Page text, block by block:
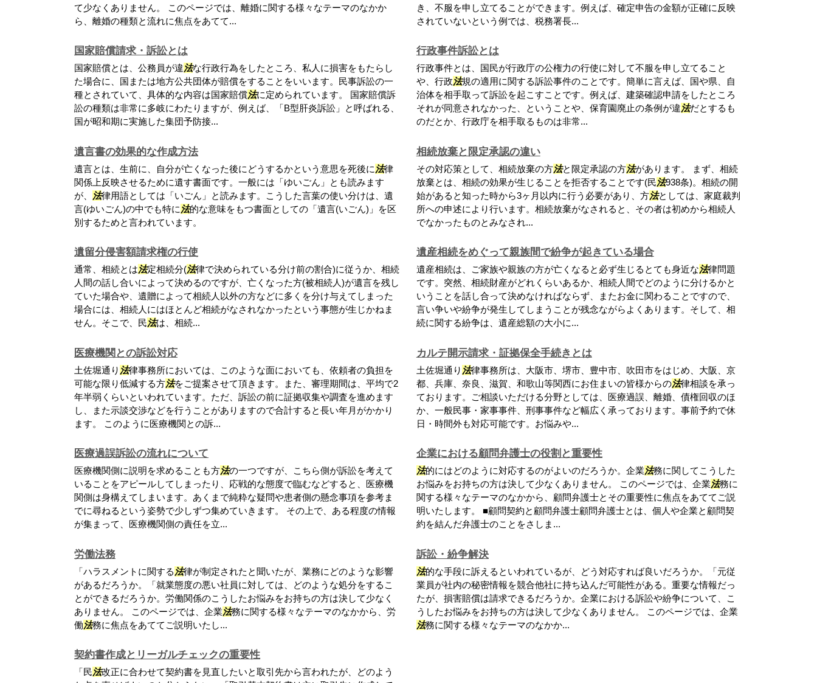
て少なくありません。 このページでは、離婚に関する様々なテーマのなかか
ら、離婚の種類と流れに焦点をあてて...
き、不服を申し立てることができます。例えば、確定申告の金額が正確に反映
されていないという例では、税務署長...
国家賠償請求・訴訟とは
国家賠償とは、公務員が違法な行政行為をしたところ、私人に損害をもたらし
た場合に、国または地方公共団体が賠償をすることをいいます。民事訴訟の一
種とされていて、具体的な内容は国家賠償法に定められています。 国家賠償訴
訟の種類は非常に多岐にわたりますが、例えば、「B型肝炎訴訟」と呼ばれる、
国が昭和期に実施した集団予防接...
行政事件訴訟とは
行政事件とは、国民が行政庁の公権力の行使に対して不服を申し立てること
や、行政法規の適用に関する訴訟事件のことです。簡単に言えば、国や県、自
治体を相手取って訴訟を起こすことです。例えば、建築確認申請をしたところ
それが同意されなかった、ということや、保育園廃止の条例が違法だとするも
のだとか、行政庁を相手取るものは非常...
遺言書の効果的な作成方法
遺言とは、生前に、自分が亡くなった後にどうするかという意思を死後に 法律
関係上反映させるために遺す書面です。一般には「ゆいごん」とも読みます
が、
法律用語としては「いごん」と読みます。こうした言葉の使い分けは、遺
言(ゆいごん)の中でも特に 法的な意味をもつ書面としての「遺言(いごん)」を区
別するためと言われています。
相続放棄と限定承認の違い
その対応策として、相続放棄の方法と限定承認の方法があります。 まず、相続
放棄とは、相続の効果が生じることを拒否することです(民法938条)。相続の開
始があると知った時から3ヶ月以内に行う必要があり、方法としては、家庭裁判
所への申述により行います。相続放棄がなされると、その者は初めから相続人
でなかったものとみなされ...
遺留分侵害額請求権の行使
通常、相続とは法定相続分(法律で決められている分け前の割合)に従うか、相続
人間の話し合いによって決めるのですが、亡くなった方(被相続人)が遺言を残し
ていた場合や、遺贈によって相続人以外の方などに多くを分け与えてしまった
場合には、相続人にはほとんど相続がなされなかったという事態が生じかねま
せん。そこで、民法は、相続...
遺産相続をめぐって親族間で紛争が起きている場合
遺産相続は、ご家族や親族の方が亡くなると必ず生じるとても身近な法律問題
です。突然、相続財産がどれくらいあるか、相続人間でどのように分けるかと
いうことを話し合って決めなければならず、またお金に関わることですので、
言い争いや紛争が発生してしまうことが残念ながらよくあります。そして、相
続に関する紛争は、遺産総額の大小に...
医療機関との訴訟対応
土佐堀通り 法律事務所においては、このような面においても、依頼者の負担を
可能な限り低減する方法をご提案させて頂きます。また、審理期間は、平均で2
年半弱くらいといわれています。ただ、訴訟の前に証拠収集や調査を進めます
し、また示談交渉などを行うことがありますので合計すると長い年月がかかり
ます。 このように医療機関との訴...
カルテ開示請求・証拠保全手続きとは
土佐堀通り 法律事務所は、大阪市、堺市、豊中市、吹田市をはじめ、大阪、京
都、兵庫、奈良、滋賀、和歌山等関西にお住まいの皆様からの法律相談を承っ
ております。ご相談いただける分野としては、医療過誤、離婚、債権回収のほ
か、一般民事・家事事件、刑事事件など幅広く承っております。事前予約で休
日・時間外も対応可能です。お悩みや...
医療過誤訴訟の流れについて
医療機関側に説明を求めることも方法の一つですが、こちら側が訴訟を考えて
いることをアピールしてしまったり、応戦的な態度で臨むなどすると、医療機
関側は身構えてしまいます。あくまで純粋な疑問や患者側の懸念事項を参考ま
でに尋ねるという姿勢で少しずつ集めていきます。 その上で、ある程度の情報
が集まって、医療機関側の責任を立...
企業における顧問弁護士の役割と重要性
法的にはどのように対応するのがよいのだろうか。企業法務に関してこうした
お悩みをお持ちの方は決して少なくありません。 このページでは、企業法務に
関する様々なテーマのなかから、顧問弁護士とその重要性に焦点をあててご説
明いたします。 ■顧問契約と顧問弁護士顧問弁護士とは、個人や企業と顧問契
約を結んだ弁護士のことをさしま...
労働法務
「ハラスメントに関する 法律が制定されたと聞いたが、業務にどのような影響
があるだろうか。「就業態度の悪い社員に対しては、どのような処分をするこ
とができるだろうか。労働関係のこうしたお悩みをお持ちの方は決して少なく
ありません。 このページでは、企業法務に関する様々なテーマのなかから、労
働法務に焦点をあててご説明いたし...
訴訟・紛争解決
法的な手段に訴えるといわれているが、どう対応すれば良いだろうか。「元従
業員が社内の秘密情報を競合他社に持ち込んだ可能性がある。重要な情報だっ
たが、損害賠償は請求できるだろうか。企業における訴訟や紛争について、こ
うしたお悩みをお持ちの方は決して少なくありません。 このページでは、企業
法務に関する様々なテーマのなかか...
契約書作成とリーガルチェックの重要性
「民法改正に合わせて契約書を見直したいと取引先から言われたが、どのよう